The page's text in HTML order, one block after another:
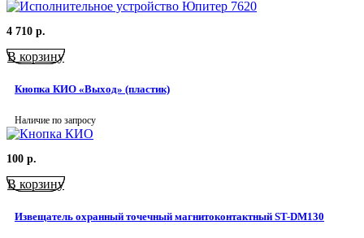
4 710 р.
В корзину
Кнопка КИО «Выход» (пластик)
Наличие по запросу
100 р.
В корзину
Извещатель охранный точечный магнитоконтактный ST-DM130